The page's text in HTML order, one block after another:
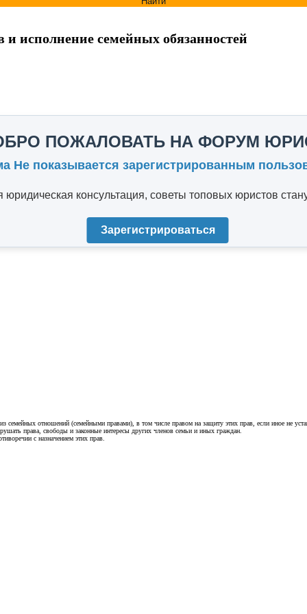
исполнение семейных обязанностей
ПОЖАЛОВАТЬ НА ФОРУМ
Не показывается зарегистрированным
консультация, советы топовых юристов
Зарегистрироваться
отношений (семейными правами), в том числе правом на защиту этих прав, если иное не
права, свободы и законные интересы других членов семьи и иных граждан.
с назначением этих прав.